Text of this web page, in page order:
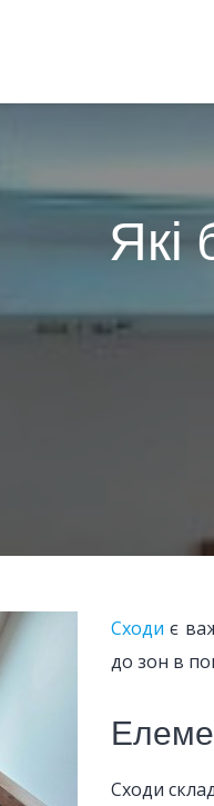
Які
Сходи є
до зон в
Сходи